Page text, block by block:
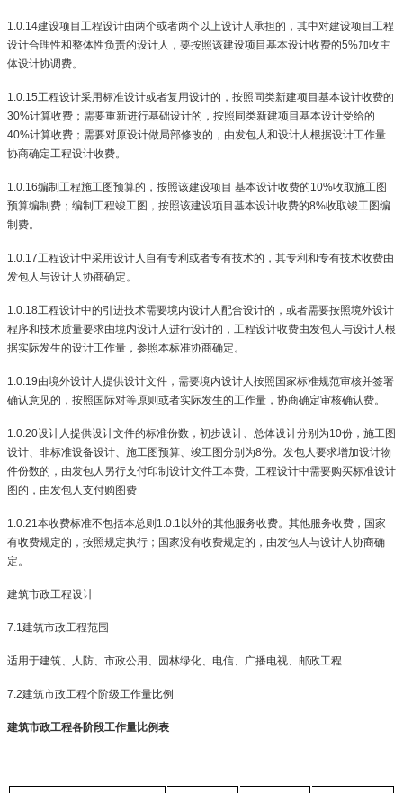
1.0.14建设项目工程设计由两个或者两个以上设计人承担的，其中对建设项目工程
设计合理性和整体性负责的设计人，要按照该建设项目基本设计收费的5%加收主
体设计协调费。
1.0.15工程设计采用标准设计或者复用设计的，按照同类新建项目基本设计收费的
30%计算收费；需要重新进行基础设计的，按照同类新建项目基本设计受给的
40%计算收费；需要对原设计做局部修改的，由发包人和设计人根据设计工作量
协商确定工程设计收费。
1.0.16编制工程施工图预算的，按照该建设项目 基本设计收费的10%收取施工图
预算编制费；编制工程竣工图，按照该建设项目基本设计收费的8%收取竣工图编
制费。
1.0.17工程设计中采用设计人自有专利或者专有技术的，其专利和专有技术收费由
发包人与设计人协商确定。
1.0.18工程设计中的引进技术需要境内设计人配合设计的，或者需要按照境外设计
程序和技术质量要求由境内设计人进行设计的，工程设计收费由发包人与设计人根
据实际发生的设计工作量，参照本标准协商确定。
1.0.19由境外设计人提供设计文件，需要境内设计人按照国家标准规范审核并签署
确认意见的，按照国际对等原则或者实际发生的工作量，协商确定审核确认费。
1.0.20设计人提供设计文件的标准份数，初步设计、总体设计分别为10份，施工图
设计、非标准设备设计、施工图预算、竣工图分别为8份。发包人要求增加设计物
件份数的，由发包人另行支付印制设计文件工本费。工程设计中需要购买标准设计
图的，由发包人支付购图费
1.0.21本收费标准不包括本总则 1.0.1 以外的其他服务收费。其他服务收费，国家
有收费规定的，按照规定执行；国家没有收费规定的，由发包人与设计人协商确
定。
建筑市政工程设计
7.1建筑市政工程范围
适用于建筑、人防、市政公用、园林绿化、电信、广播电视、邮政工程
7.2建筑市政工程个阶级工作量比例
建筑市政工程各阶段工作量比例表